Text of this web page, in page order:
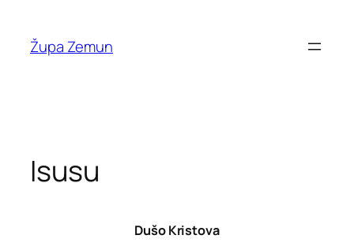
content
Župa Zemun
Isusu
Dušo Kristova